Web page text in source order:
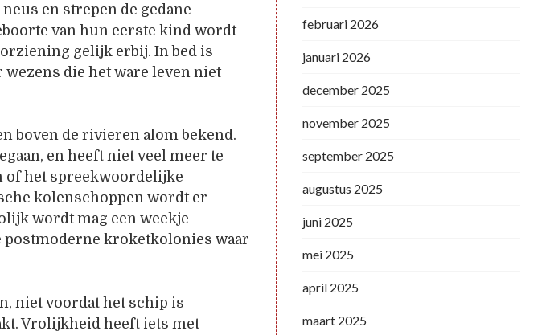
en strepen de gedane
van hun eerste kind wordt
gelijk erbij. In bed is
die het ware leven niet
boven de rivieren alom bekend.
en heeft niet veel meer te
of het spreekwoordelijke
kolenschoppen wordt er
wordt mag een weekje
postmoderne kroketkolonies waar
niet voordat het schip is
Vrolijkheid heeft iets met
februari 2026
januari 2026
december 2025
november 2025
september 2025
augustus 2025
juni 2025
mei 2025
april 2025
maart 2025